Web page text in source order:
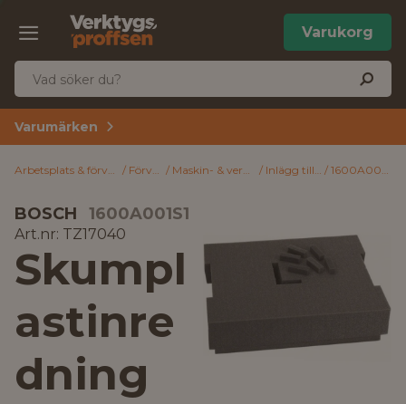
Varukorg
Varumärken
Arbetsplats & förvaring Förvaring Maskin- & verktygsförvaring Inlägg till förvaringsväska 1600A001S1 Bosch Skumplastinredning
BOSCH 1600A001S1
Art.nr: TZ17040
Skumpl
astinre
dning